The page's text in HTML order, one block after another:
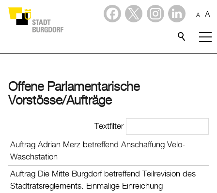
A A
Verwaltung & Politik
Gemeinderat
Stadtpräsidium
Stadtrat
Aufgaben des Stadtrats
Offene Parlamentarische
Vorstösse/Aufträge
Textfilter
Auftrag Adrian Merz betreffend Anschaffung Velo-
Waschstation
Auftrag Die Mitte Burgdorf betreffend Teilrevision des
Stadtratsreglements: Einmalige Einreichung